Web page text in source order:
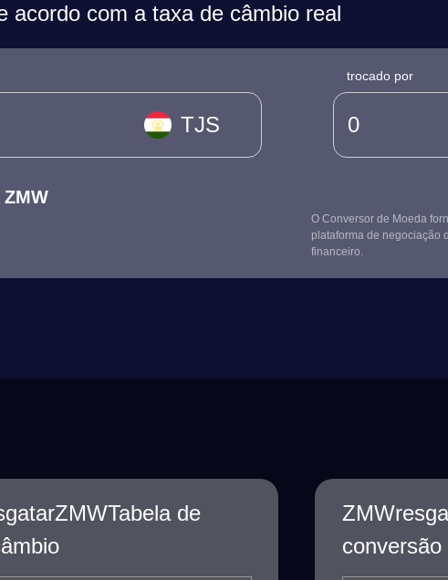
acordo com a taxa de câmbio real
TJS
trocado por
ZMW
O Conversor de Moeda
plataforma de negociação
financeiro.
de